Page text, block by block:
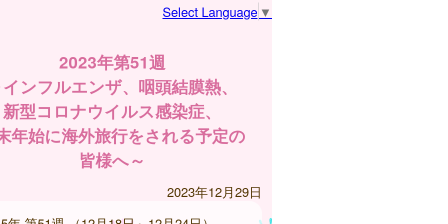
Select Language ▼
2023年第51週
ンフルエンザ、咽頭結膜熱、
新型コロナウイルス感染症、
年始に海外旅行をされる予定の
皆様へ～
2023年12月29日